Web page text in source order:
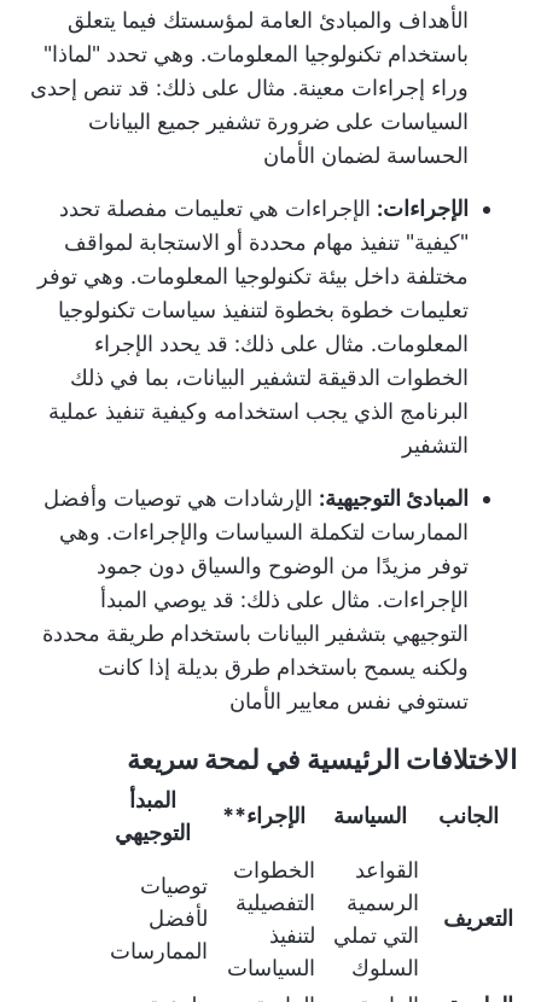
الأهداف والمبادئ العامة لمؤسستك فيما يتعلق
باستخدام تكنولوجيا المعلومات. وهي تحدد "لماذا"
وراء إجراءات معينة. مثال على ذلك: قد تنص إحدى
السياسات على ضرورة تشفير جميع البيانات
الحساسة لضمان الأمان
الإجراءات: الإجراءات هي تعليمات مفصلة تحدد
"كيفية" تنفيذ مهام محددة أو الاستجابة لمواقف
مختلفة داخل بيئة تكنولوجيا المعلومات. وهي توفر
تعليمات خطوة بخطوة لتنفيذ سياسات تكنولوجيا
المعلومات. مثال على ذلك: قد يحدد الإجراء
الخطوات الدقيقة لتشفير البيانات، بما في ذلك
البرنامج الذي يجب استخدامه وكيفية تنفيذ عملية
التشفير
المبادئ التوجيهية: الإرشادات هي توصيات وأفضل
الممارسات لتكملة السياسات والإجراءات. وهي
توفر مزيدًا من الوضوح والسياق دون جمود
الإجراءات. مثال على ذلك: قد يوصي المبدأ
التوجيهي بتشفير البيانات باستخدام طريقة محددة
ولكنه يسمح باستخدام طرق بديلة إذا كانت
تستوفي نفس معايير الأمان
الاختلافات الرئيسية في لمحة سريعة
الجانب السياسة الإجراء**
المبدأ
التوجيهي
التعريف
القواعد
الرسمية
التي تملي
السلوك
الخطوات
التفصيلية
لتنفيذ
السياسات
توصيات
لأفضل
الممارسات